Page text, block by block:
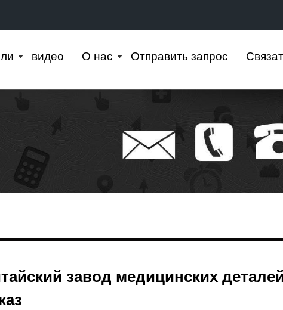
видео О нас Отправить запрос
завод медицинских